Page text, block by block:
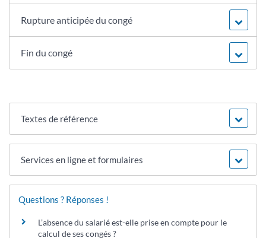
Rupture anticipée du congé
Fin du congé
Textes de référence
Services en ligne et formulaires
Questions ? Réponses !
L’absence du salarié est-elle prise en compte pour le
calcul de ses congés ?